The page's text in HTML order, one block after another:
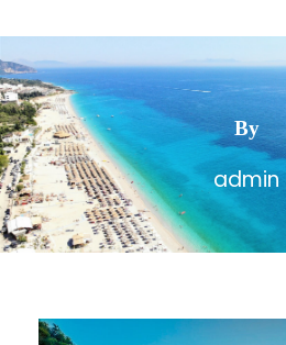
By
admin